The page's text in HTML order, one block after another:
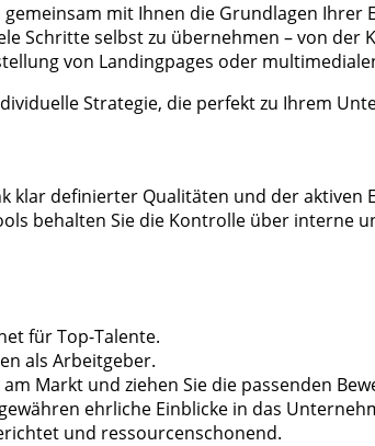
mit Ihnen die Grundlagen
Schritte selbst zu übernehmen – von der
von Landingpages oder
Strategie, die perfekt zu Ihrem
klar definierter Qualitäten und der
behalten Sie die Kontrolle über interne
für Top-Talente.
als Arbeitgeber.
Markt und ziehen Sie die passenden
ehrliche Einblicke in das
und ressourcenschonend.